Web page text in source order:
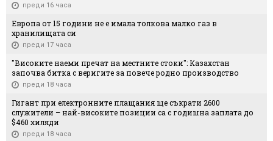
преди 16 часа
Европа от 15 години не е имала толкова малко газ в
хранилищата си
преди 17 часа
"Високите наеми пречат на местните стоки": Казахстан
започва битка с веригите за повече родно производство
преди 18 часа
Гигант при електронните плащания ще съкрати 2600
служители – най-високите позиции са с годишна заплата до
$460 хиляди
преди 18 часа